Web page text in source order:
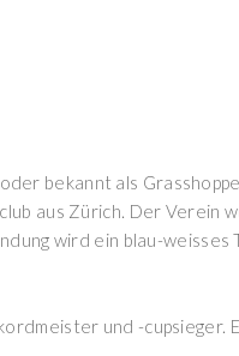
bekannt als
aus Zürich. Der Verein
wird ein blau-weisses
und -cupsieger.